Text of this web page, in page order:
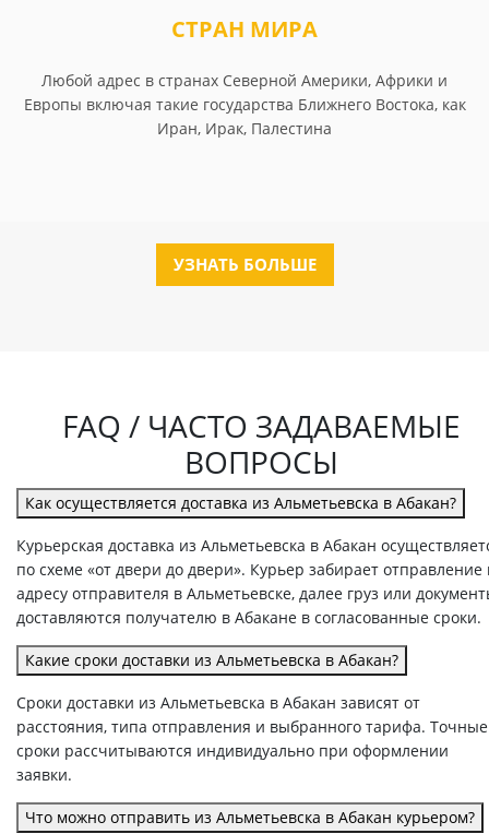
СТРАН МИРА
Любой адрес в странах Северной Америки, Африки и
Европы включая такие государства Ближнего Востока, как
Иран, Ирак, Палестина
УЗНАТЬ БОЛЬШЕ
FAQ / ЧАСТО ЗАДАВАЕМЫЕ
ВОПРОСЫ
Как осуществляется доставка из Альметьевска в Абакан?
Курьерская доставка из Альметьевска в Абакан
по схеме «от двери до двери». Курьер забирает отправление
адресу отправителя в Альметьевске, далее груз или
доставляются получателю в Абакане в согласованные сроки.
Какие сроки доставки из Альметьевска в Абакан?
Сроки доставки из Альметьевска в Абакан зависят от
расстояния, типа отправления и выбранного тарифа. Точные
сроки рассчитываются индивидуально при оформлении
заявки.
Что можно отправить из Альметьевска в Абакан курьером?